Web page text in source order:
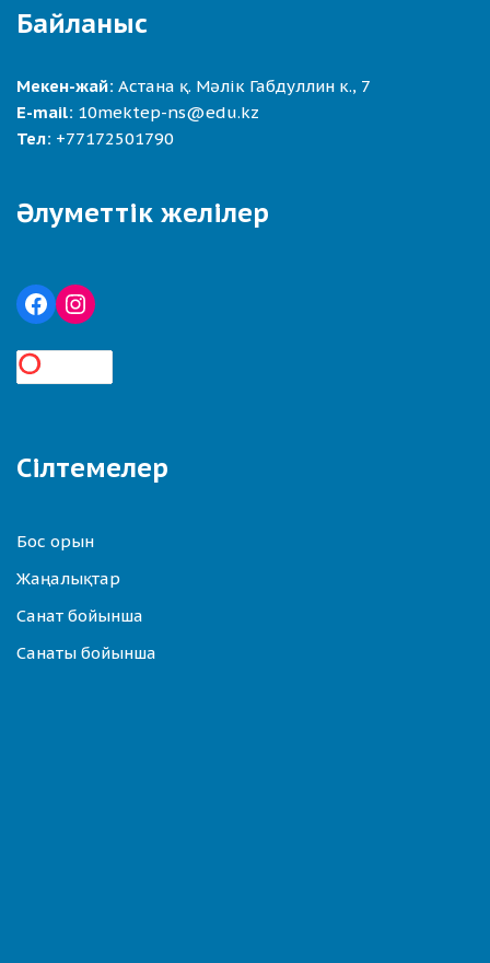
Байланыс
Мекен-жай: Астана қ. Мәлік Габдуллин к., 7
E-mail: 10mektep-ns@edu.kz
Тел: +77172501790
Әлуметтік желілер
Сілтемелер
Бос орын
Жаңалықтар
Санат бойынша
Санаты бойынша